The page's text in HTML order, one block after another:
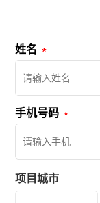
姓名
手机号码
项目城市